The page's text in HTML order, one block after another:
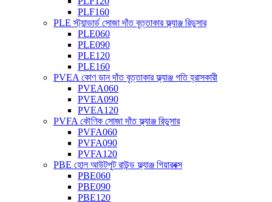
PLF160
PLE স্ট্যান্ডার্ড সোজা দাঁত বৃত্তাকার ফ্ল্যাঞ্জ রিডুসার
PLE060
PLE090
PLE120
PLE160
PVEA কোণ ডান দাঁত বৃত্তাকার ফ্ল্যাঞ্জ গতি হ্রাসকারী
PVEA060
PVEA090
PVEA120
PVFA কৌণিক সোজা দাঁত ফ্ল্যাঞ্জ রিডুসার
PVFA060
PVFA090
PVFA120
PBE হোল আউটপুট রাউন্ড ফ্ল্যাঞ্জ গিয়ারবক্স
PBE060
PBE090
PBE120